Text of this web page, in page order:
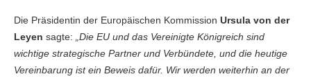
Die Präsidentin der Europäischen Kommission Ursula von der
Leyen sagte: „Die EU und das Vereinigte Königreich sind
wichtige strategische Partner und Verbündete, und die heutige
Vereinbarung ist ein Beweis dafür. Wir werden weiterhin an der